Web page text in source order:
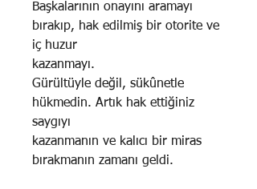
Başkalarının onayını aramayı
bırakıp, hak edilmiş bir otorite ve
iç huzur
kazanmayı.
Gürültüyle değil, sükûnetle
hükmedin. Artık hak ettiğiniz
saygıyı
kazanmanın ve kalıcı bir miras
bırakmanın zamanı geldi.